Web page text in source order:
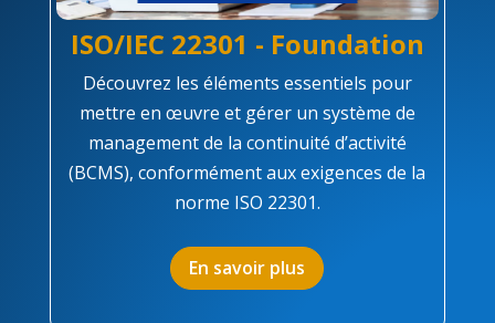
ISO/IEC 22301 - Foundation
Découvrez les éléments essentiels pour
mettre en œuvre et gérer un système de
management de la continuité d’activité
(BCMS), conformément aux exigences de la
norme ISO 22301.
En savoir plus